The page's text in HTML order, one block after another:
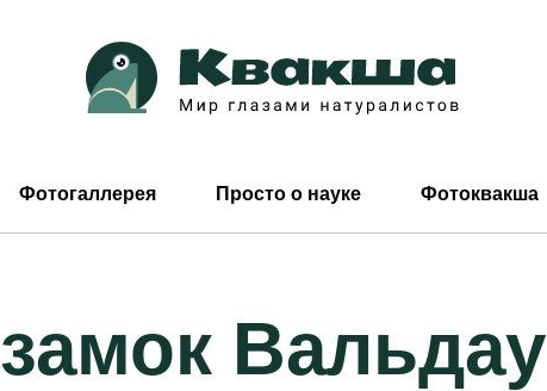
Фотогаллерея Просто о науке Фотоквакша
замок Вальдау